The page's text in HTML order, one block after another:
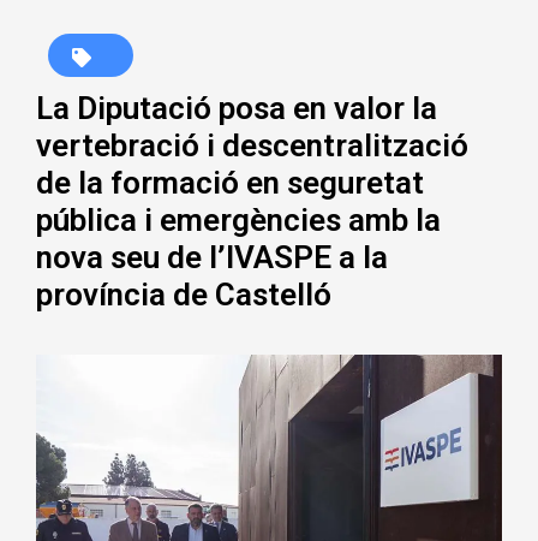
La Diputació posa en valor la
vertebració i descentralització
de la formació en seguretat
pública i emergències amb la
nova seu de l’IVASPE a la
província de Castelló